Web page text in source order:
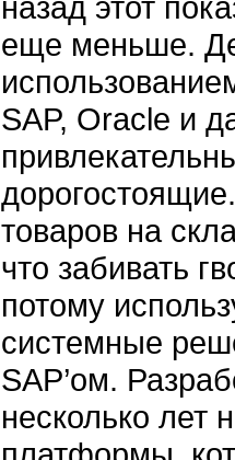
еще меньше.
SAP, Oracle и
товаров на
что забивать
потому
системные
SAP’ом.
несколько лет